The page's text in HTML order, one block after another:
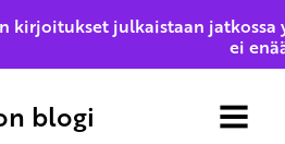
blogi MENU
kirjoitukset julkaistaan
ei